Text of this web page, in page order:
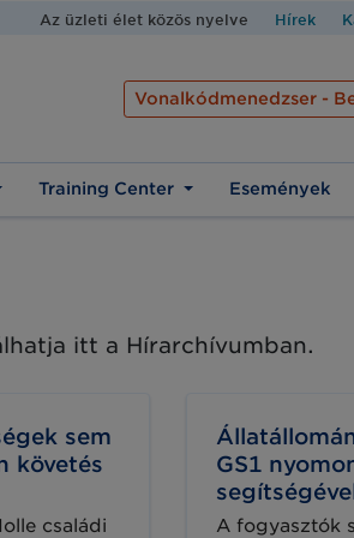
Az üzleti élet közös nyelve Hírek
Vonalkódmenedzser -
Training Center Események
itt a Hírarchívumban.
sem
követés
családi
GS1
A fogyasztók